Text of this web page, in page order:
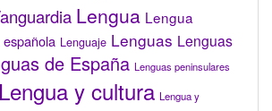
Lengua Lengua
Lenguaje Lenguas Lenguas
de España Lenguas peninsulares
Lengua y cultura Lengua y